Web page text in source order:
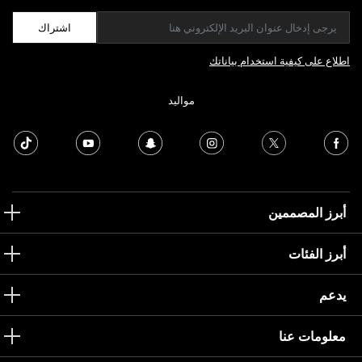
اشتراك
اطلاع على كيفية استخدام بياناتك
مواليد
أبرز المصممين
أبرز الفئات
يدعم
معلومات عنا